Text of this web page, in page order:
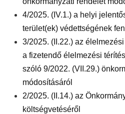
4/2025. (IV.1.) a helyi
terület(ek) védettségének
3/2025. (II.22.) az
a fizetendő élelmezési
szóló 9/2022. (VII.29.)
módosításáról
2/2025. (II.14.) az
költségvetéséről